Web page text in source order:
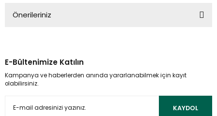
Önerileriniz
kullanarak tarafımıza iletebilirsiniz.
Görüş ve önerileriniz için teşekkür ederiz.
Ürün açıklamasında eksik bilgiler bulunuyor.
E-Bültenimize Katılın
Kampanya ve haberlerden anında yararlanabilmek için kayıt
olabilirsiniz.
KAYDOL